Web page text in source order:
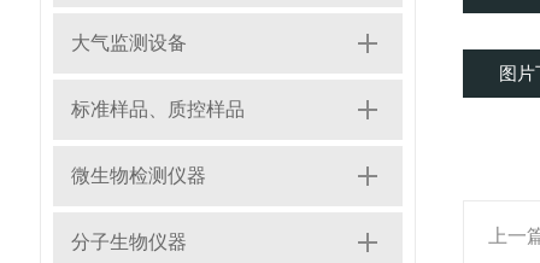
大气监测设备
标准样品、质控样品
微生物检测仪器
分子生物仪器
图片
上一